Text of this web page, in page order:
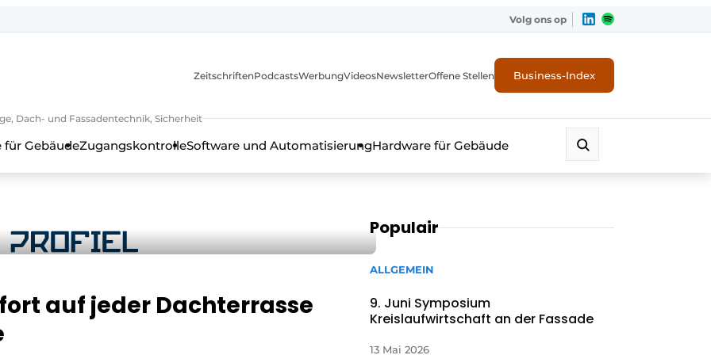
Beschläge, Dach- und Fassadentechnik, Sicherheit
- 20 Jahre Profil
Volg ons op
Dach- und Fassadentechnik, Sicherheit
ZeitschriftenPodcastsWerbungVideosNewsletterOffene Stellen Business-Index
für GebäudeZugangskontrolleSoftware und AutomatisierungHardware für Gebäude
auf jeder Dachterrasse
Populair
ALLGEMEIN
9. Juni Symposium
Kreislaufwirtschaft an der Fassade
13 Mai 2026